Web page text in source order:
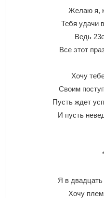
Желаю я,
Тебя удачи
Ведь
Все этот
Хочу
Своим
Пусть ждет
И пусть
Я в
Хочу